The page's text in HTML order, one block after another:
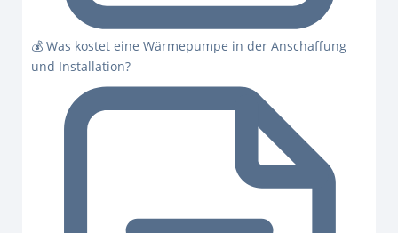
💰 Was kostet eine Wärmepumpe in der Anschaffung
und Installation?